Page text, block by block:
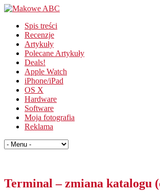
Spis treści
Recenzje
Artykuły
Polecane Artykuły
Deals!
Apple Watch
iPhone/iPad
OS X
Hardware
Software
Moja fotografia
Reklama
Terminal – zmiana katalogu